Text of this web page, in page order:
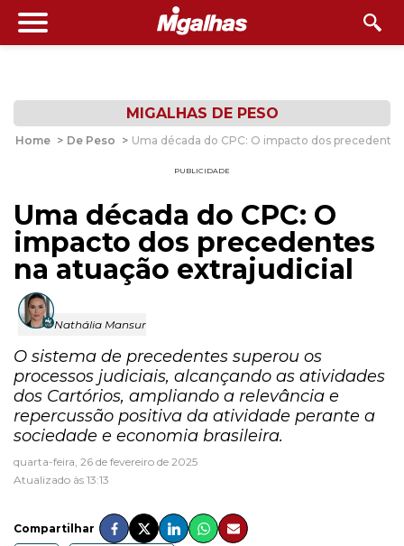
MIGALHAS DE PESO
Home > De Peso > Uma década do CPC: O impacto dos
PUBLICIDADE
Uma década do CPC: O
impacto dos precedentes
na atuação extrajudicial
Nathália Mansur
O sistema de precedentes superou os
processos judiciais, alcançando as atividades
dos Cartórios, ampliando a relevância e
repercussão positiva da atividade perante a
sociedade e economia brasileira.
quarta-feira, 26 de fevereiro de 2025
Atualizado às 13:13
Compartilhar